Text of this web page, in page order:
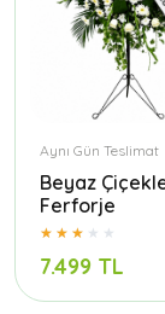
Aynı Gün Teslimat
Beyaz
Ferforje
7.499 TL